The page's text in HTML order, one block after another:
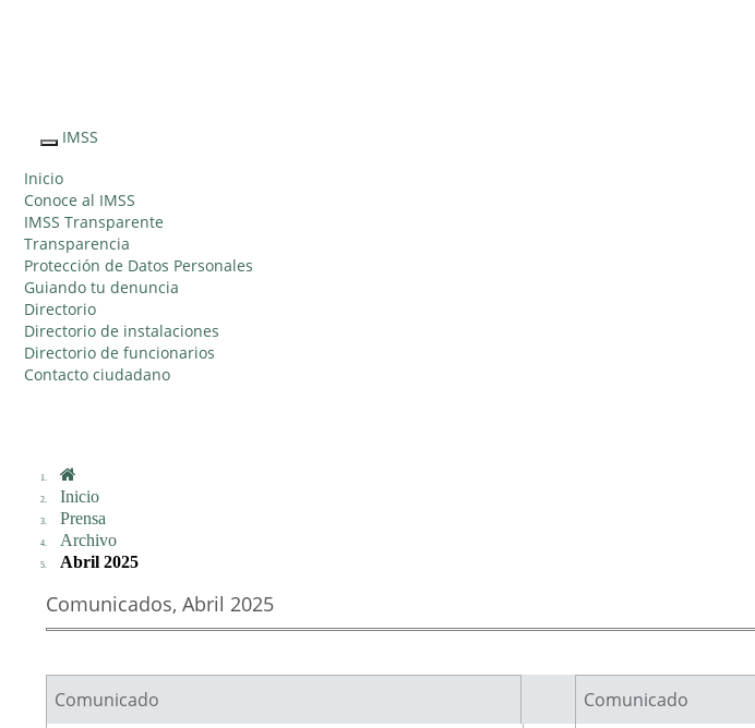
el IMSS al
Ciudadano"
Interruptor
Navegación
IMSS
Inicio
Conoce al IMSS
IMSS Transparente
Transparencia
Protección de Datos Personales
Guiando tu denuncia
Directorio
Directorio de instalaciones
Directorio de funcionarios
Contacto ciudadano
Inicio
Prensa
Archivo
Abril 2025
Comunicados, Abril 2025
Comunicado
Comunicado
Páginas